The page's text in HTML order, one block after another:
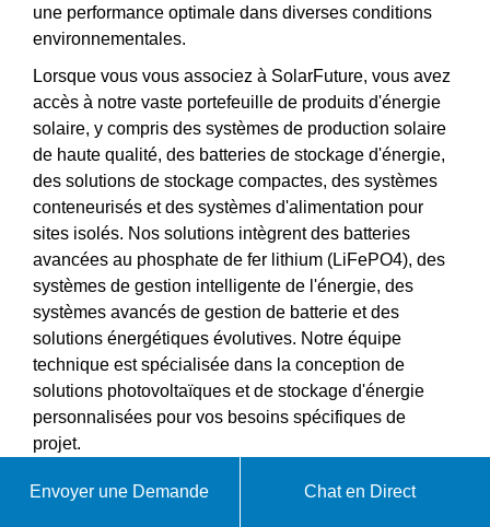
une performance optimale dans diverses conditions
environnementales.
Lorsque vous vous associez à SolarFuture, vous avez
accès à notre vaste portefeuille de produits d'énergie
solaire, y compris des systèmes de production solaire
de haute qualité, des batteries de stockage d'énergie,
des solutions de stockage compactes, des systèmes
conteneurisés et des systèmes d'alimentation pour
sites isolés. Nos solutions intègrent des batteries
avancées au phosphate de fer lithium (LiFePO4), des
systèmes de gestion intelligente de l'énergie, des
systèmes avancés de gestion de batterie et des
solutions énergétiques évolutives. Notre équipe
technique est spécialisée dans la conception de
solutions photovoltaïques et de stockage d'énergie
personnalisées pour vos besoins spécifiques de
projet.
Envoyer une Demande Chat en Direct